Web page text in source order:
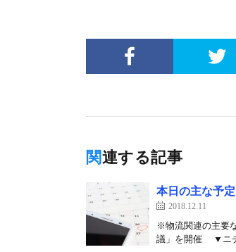
関連する記事
本日の主な予定
2018.12.11
※物流関連の主要
議」を開催 ▼ニチ